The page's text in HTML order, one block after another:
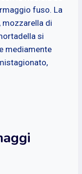
fuso. La
mozzarella di
si
mediamente